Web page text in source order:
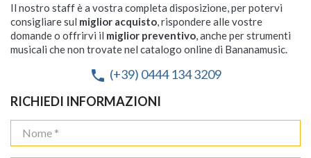
Il nostro staff è a vostra completa disposizione, per potervi
consigliare sul miglior acquisto, rispondere alle vostre
domande o offrirvi il miglior preventivo, anche per strumenti
musicali che non trovate nel catalogo online di Bananamusic.
phone (+39) 0444 134 3209
RICHIEDI INFORMAZIONI